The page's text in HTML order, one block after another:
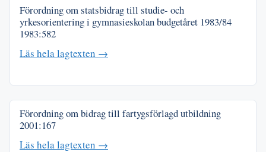
Förordning om statsbidrag till studie- och
yrkesorientering i gymnasieskolan budgetåret 1983/84
1983:582
Läs hela lagtexten →
Förordning om bidrag till fartygsförlagd utbildning
2001:167
Läs hela lagtexten →